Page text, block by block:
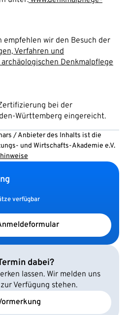
empfehlen wir den Besuch der
Verfahren und
Denkmalpflege
bei der
Württemberg eingereicht.
/ Anbieter des Inhalts ist die
und Wirtschafts-Akademie e.V.
verfügbar
dabei?
lassen. Wir melden uns
Verfügung stehen.